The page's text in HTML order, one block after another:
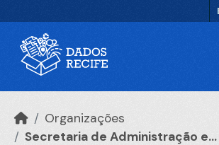
Organizações
Secretaria de Administração e...